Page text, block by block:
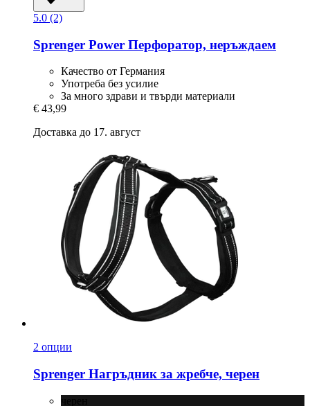
5.0 (2)
Sprenger Power Перфоратор, неръждаем
Качество от Германия
Употреба без усилие
За много здрави и твърди материали
€ 43,99
Доставка до 17. август
2 опции
Sprenger Нагръдник за жребче, черен